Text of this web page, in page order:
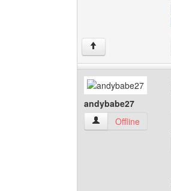
↑
andybabe27
andybabe27
Offline